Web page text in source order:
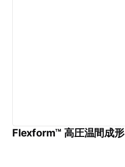
Flexform™ 高圧温間成形